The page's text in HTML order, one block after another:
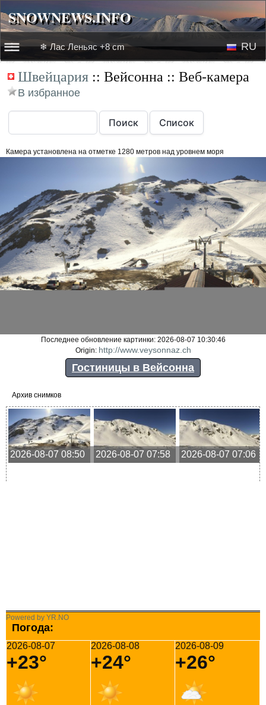
SNOWNEWS.INFO
☰☰
Новости
Лыжное видео
❄ Лас Леньяс +8 cm RU
EN
Швейцария :: Вейсонна :: Веб-камера
В избранное
Камера установлена на отметке 1280 метров над уровнем моря
Последнее обновление картинки: 2026-08-07 10:30:46
Origin: http://www.veysonnaz.ch
Гостиницы в Вейсонна
Архив снимков
2026-08-07 08:50 2026-08-07 07:58 2026-08-07 07:06
Powered by YR.NO
Погода:
2026-08-07
+23°
2026-08-08
+24°
2026-08-09
+26°